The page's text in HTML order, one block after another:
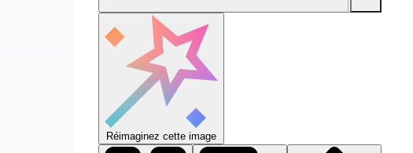
Réimaginez cette image